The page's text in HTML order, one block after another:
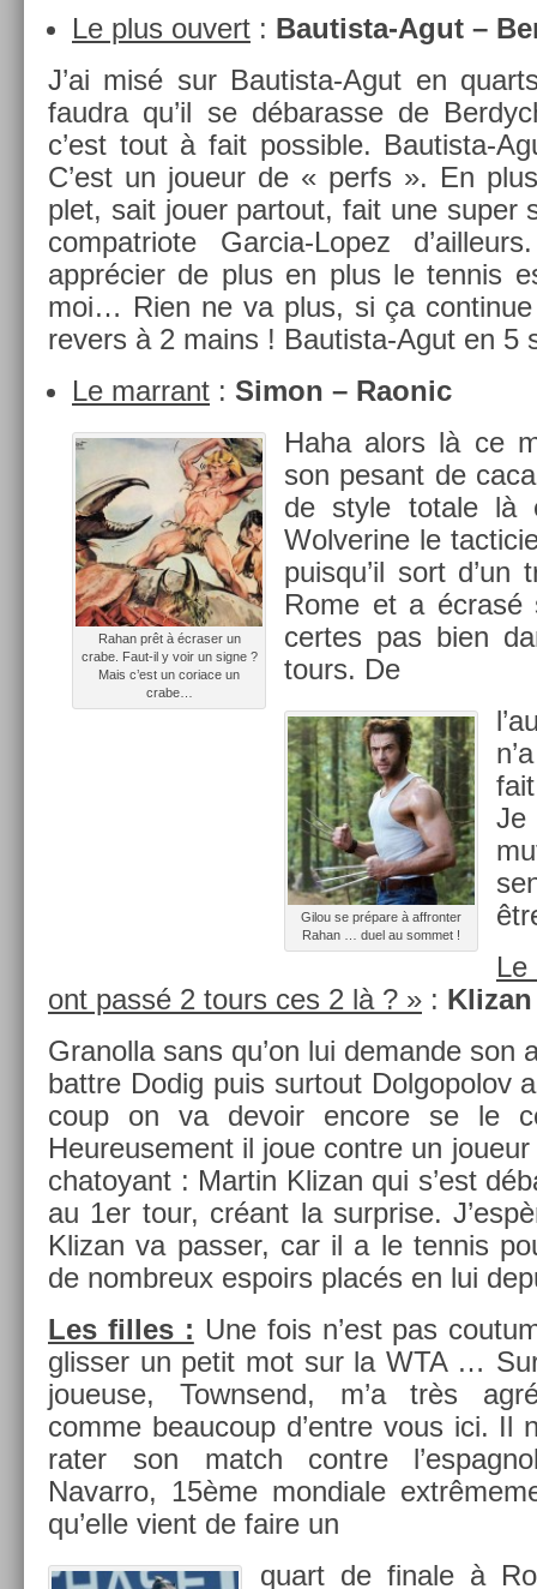
Le plus ouvert : Bautista-Agut –
J’ai misé sur Bautista-Agut en
faud­ra qu’il se débaras­se de
c’est tout à fait pos­sible. Bautista-
C’est un joueur de « perfs ». En
plet, sait jouer par­tout, fait une super
com­pat­riote Garcia-Lopez
apprécier de plus en plus le ten­nis
moi… Rien ne va plus, si ça
re­v­ers à 2 mains ! Bautista-Agut en 5
Le mar­rant : Simon – Raonic
Rahan prêt à écras­er un
crabe. Faut-il y voir un signe ?
Mais c’est un cor­iace un
crabe…
Haha alors là ce
son pesant de
de style totale là
Wol­verine le
puis­qu’il sort
Rome et a écrasé
cer­tes pas bien
tours. De
Gilou se prépare à affront­er
Rahan … duel au som­met !
ont passé 2 tours ces 2 là ? » :
Granol­la sans qu’on lui de­man­de son
battre Dodig puis sur­tout Dol­gopolov
coup on va de­voir en­core se le
Heureuse­ment il joue con­tre un
chatoyant : Mar­tin Klizan qui s’est
au 1er tour, créant la sur­pr­ise.
Klizan va pass­er, car il a le ten­nis
de nombreux es­poirs placés en lui
Les fil­les : Une fois n’est pas
gliss­er un petit mot sur la WTA …
joueuse, Townsend, m’a très
comme be­aucoup d’entre vous ici. Il
rater son match con­tre
Navarro, 15ème mon­diale
qu’el­le vient de faire un
quart de fin­ale à